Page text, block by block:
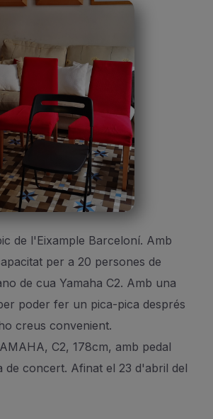
de l'Eixample Barceloní. Amb
per a 20 persones de
de cua Yamaha C2. Amb una
poder fer un pica-pica després
creus convenient.
C2, 178cm, amb pedal
de concert. Afinat el 23 d'abril del